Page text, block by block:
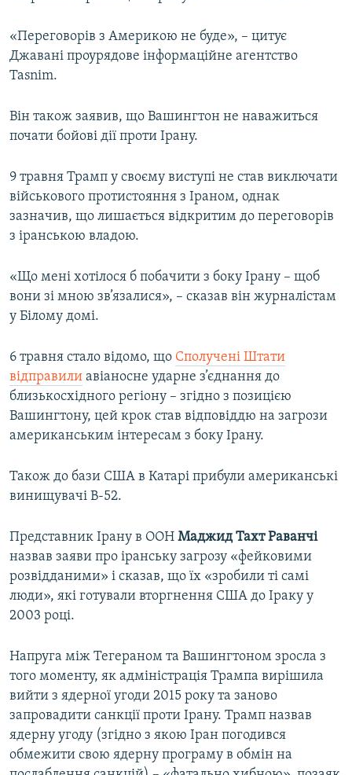
«Переговорів з Америкою не буде», – цитує
Джавані проурядове інформаційне агентство
Tasnim.
Він також заявив, що Вашингтон не наважиться
почати бойові дії проти Ірану.
9 травня Трамп у своєму виступі не став виключати
військового протистояння з Іраном, однак
зазначив, що лишається відкритим до переговорів
з іранською владою.
«Що мені хотілося б побачити з боку Ірану – щоб
вони зі мною зв’язалися», – сказав він журналістам
у Білому домі.
6 травня стало відомо, що Сполучені Штати
відправили авіаносне ударне з’єднання до
близькосхідного регіону – згідно з позицією
Вашингтону, цей крок став відповіддю на загрози
американським інтересам з боку Ірану.
Також до бази США в Катарі прибули американські
винищувачі B-52.
Представник Ірану в ООН Маджид Тахт Раванчі
назвав заяви про іранську загрозу «фейковими
розвідданими» і сказав, що їх «зробили ті самі
люди», які готували вторгнення США до Іраку у
2003 році.
Напруга між Тегераном та Вашингтоном зросла з
того моменту, як адміністрація Трампа вирішила
вийти з ядерної угоди 2015 року та заново
запровадити санкції проти Ірану. Трамп назвав
ядерну угоду (згідно з якою Іран погодився
обмежити свою ядерну програму в обмін на